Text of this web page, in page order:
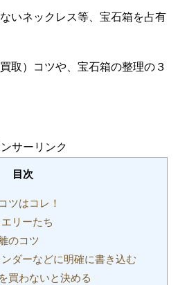
いネックレス等、宝石箱を占有
取）コツや、宝石箱の整理の３
サーリンク
目次
ツはコレ！
リーたち
のコツ
ダーなどに明確に書き込む
買わないと決める